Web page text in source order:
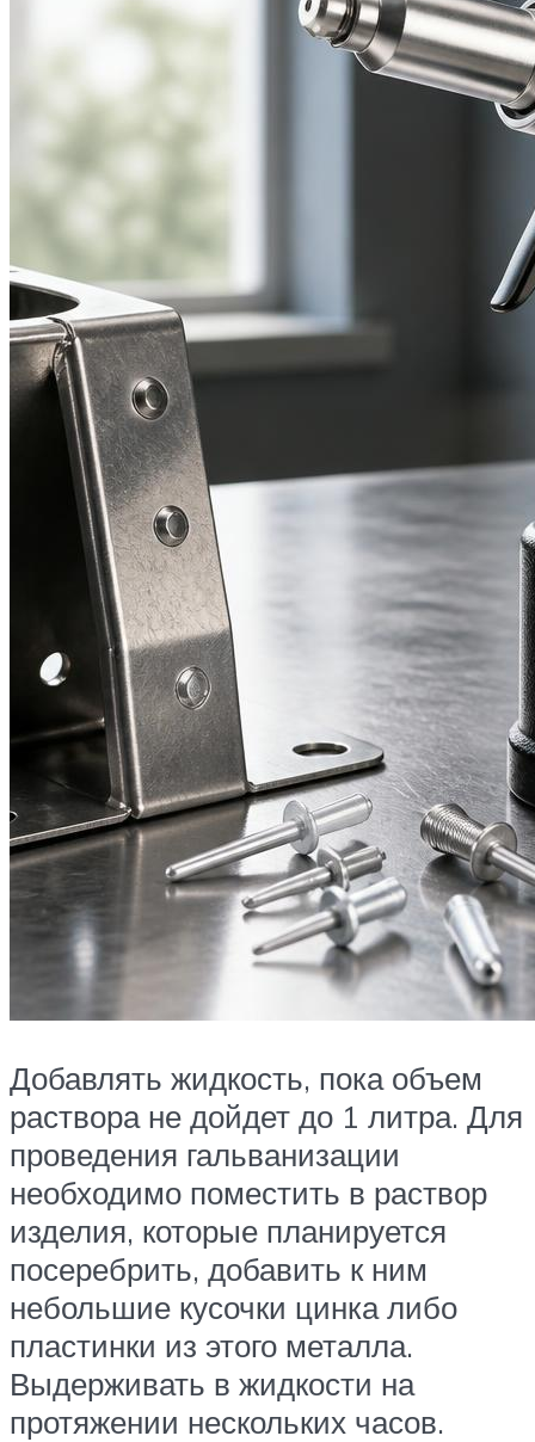
Добавлять жидкость, пока объем
раствора не дойдет до 1 литра. Для
проведения гальванизации
необходимо поместить в раствор
изделия, которые планируется
посеребрить, добавить к ним
небольшие кусочки цинка либо
пластинки из этого металла.
Выдерживать в жидкости на
протяжении нескольких часов.